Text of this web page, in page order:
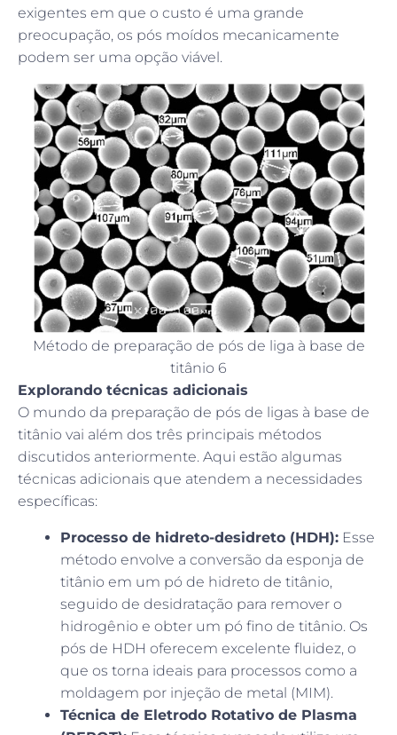
exigentes em que o custo é uma grande
preocupação, os pós moídos mecanicamente
podem ser uma opção viável.
Método de preparação de pós de liga à base de
titânio 6
Explorando técnicas adicionais
O mundo da preparação de pós de ligas à base de
titânio vai além dos três principais métodos
discutidos anteriormente. Aqui estão algumas
técnicas adicionais que atendem a necessidades
específicas:
Processo de hidreto-desidreto (HDH): Esse
método envolve a conversão da esponja de
titânio em um pó de hidreto de titânio,
seguido de desidratação para remover o
hidrogênio e obter um pó fino de titânio. Os
pós de HDH oferecem excelente fluidez, o
que os torna ideais para processos como a
moldagem por injeção de metal (MIM).
Técnica de Eletrodo Rotativo de Plasma